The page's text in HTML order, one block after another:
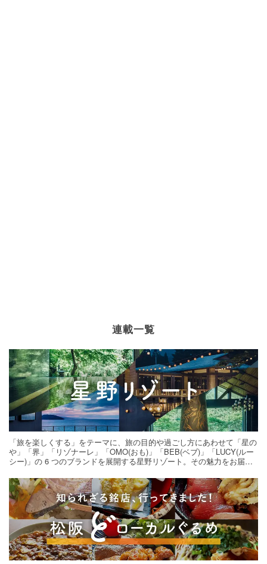
連載一覧
「旅を楽しくする」をテーマに、旅の目的や過ごし方にあわせて「星の
や」「界」「リゾナーレ」「OMO(おも)」「BEB(ベブ)」「LUCY(ルー
シー)」の 6 つのブランドを展開する星野リゾート。その魅力をお届け